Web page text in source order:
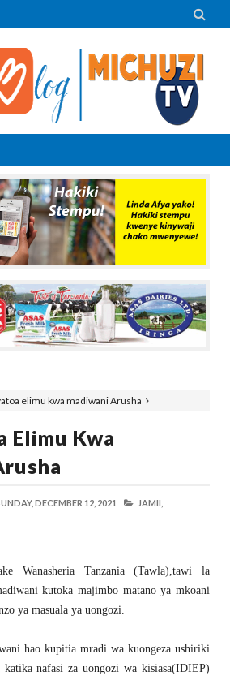

elimu kwa madiwani Arusha
Elimu Kwa
DECEMBER 12, 2021 JAMII,
Wanasheria Tanzania (Tawla),tawi la
kutoka majimbo matano ya mkoani
ya masuala ya uongozi.
hao kupitia mradi wa kuongeza ushiriki
katika nafasi za uongozi wa kisiasa(IDIEP)